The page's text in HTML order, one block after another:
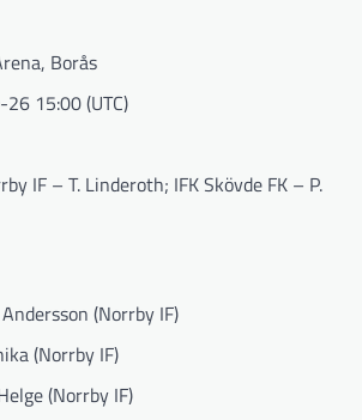
Borås
15:00 (UTC)
IF – T. Linderoth; IFK Skövde FK – P.
(Norrby IF)
(Norrby IF)
(Norrby IF)